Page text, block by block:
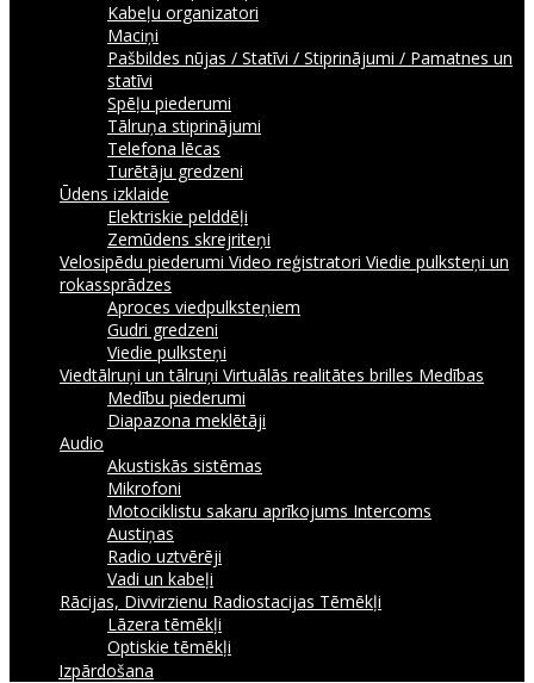
Kabeļu organizatori
Maciņi
Pašbildes nūjas / Statīvi / Stiprinājumi / Pamatnes un
statīvi
Spēļu piederumi
Tālruņa stiprinājumi
Telefona lēcas
Turētāju gredzeni
Ūdens izklaide
Elektriskie pelddēļi
Zemūdens skrejriteņi
Velosipēdu piederumi Video reģistratori Viedie pulksteņi un
rokassprādzes
Aproces viedpulksteņiem
Gudri gredzeni
Viedie pulksteņi
Viedtālruņi un tālruņi Virtuālās realitātes brilles Medības
Medību piederumi
Diapazona meklētāji
Audio
Akustiskās sistēmas
Mikrofoni
Motociklistu sakaru aprīkojums Intercoms
Austiņas
Radio uztvērēji
Vadi un kabeļi
Rācijas, Divvirzienu Radiostacijas Tēmēkļi
Lāzera tēmēkļi
Optiskie tēmēkļi
Izpārdošana